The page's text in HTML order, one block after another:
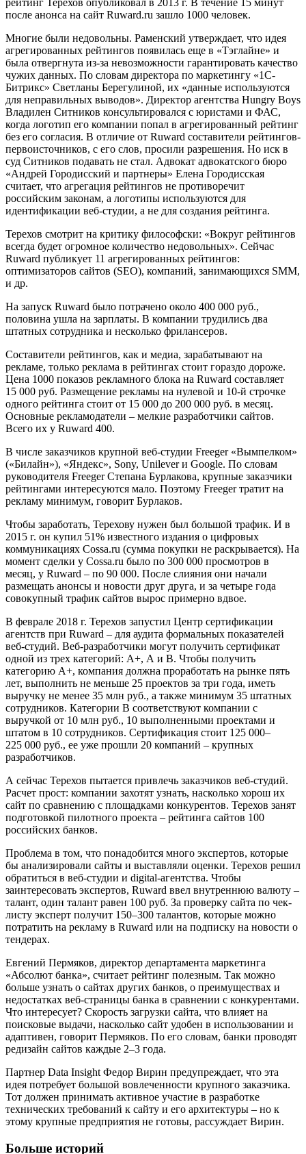
после анонса на сайт Ruward.ru зашло 1000 человек.
Многие были недовольны. Раменский утверждает, что идея
агрегированных рейтингов появилась еще в «Тэглайне» и
была отвергнута из-за невозможности гарантировать качество
чужих данных. По словам директора по маркетингу «1С-
Битрикс» Светланы Берегулиной, их «данные используются
для неправильных выводов». Директор агентства Hungry Boys
Владилен Ситников консультировался с юристами и ФАС,
когда логотип его компании попал в агрегированный рейтинг
без его согласия. В отличие от Ruward составители рейтингов-
первоисточников, с его слов, просили разрешения. Но иск в
суд Ситников подавать не стал. Адвокат адвокатского бюро
«Андрей Городисский и партнеры» Елена Городисская
считает, что агрегация рейтингов не противоречит
российским законам, а логотипы используются для
идентификации веб-студии, а не для создания рейтинга.
Терехов смотрит на критику философски: «Вокруг рейтингов
всегда будет огромное количество недовольных». Сейчас
Ruward публикует 11 агрегированных рейтингов:
оптимизаторов сайтов (SEO), компаний, занимающихся SMM,
и др.
На запуск Ruward было потрачено около 400 000 руб.,
половина ушла на зарплаты. В компании трудились два
штатных сотрудника и несколько фрилансеров.
Составители рейтингов, как и медиа, зарабатывают на
рекламе, только реклама в рейтингах стоит гораздо дороже.
Цена 1000 показов рекламного блока на Ruward составляет
15 000 руб. Размещение рекламы на нулевой и 10-й строчке
одного рейтинга стоит от 15 000 до 200 000 руб. в месяц.
Основные рекламодатели – мелкие разработчики сайтов.
Всего их у Ruward 400.
В числе заказчиков крупной веб-студии Freeger «Вымпелком»
(«Билайн»), «Яндекс», Sony, Unilever и Google. По словам
руководителя Freeger Степана Бурлакова, крупные заказчики
рейтингами интересуются мало. Поэтому Freeger тратит на
рекламу минимум, говорит Бурлаков.
Чтобы заработать, Терехову нужен был большой трафик. И в
2015 г. он купил 51% известного издания о цифровых
коммуникациях Cossa.ru (сумма покупки не раскрывается). На
момент сделки у Cossa.ru было по 300 000 просмотров в
месяц, у Ruward – по 90 000. После слияния они начали
размещать анонсы и новости друг друга, и за четыре года
совокупный трафик сайтов вырос примерно вдвое.
В феврале 2018 г. Терехов запустил Центр сертификации
агентств при Ruward – для аудита формальных показателей
веб-студий. Веб-разработчики могут получить сертификат
одной из трех категорий: А+, А и В. Чтобы получить
категорию А+, компания должна проработать на рынке пять
лет, выполнить не меньше 25 проектов за три года, иметь
выручку не менее 35 млн руб., а также минимум 35 штатных
сотрудников. Категории В соответствуют компании с
выручкой от 10 млн руб., 10 выполненными проектами и
штатом в 10 сотрудников. Сертификация стоит 125 000–
225 000 руб., ее уже прошли 20 компаний – крупных
разработчиков.
А сейчас Терехов пытается привлечь заказчиков веб-студий.
Расчет прост: компании захотят узнать, насколько хорош их
сайт по сравнению с площадками конкурентов. Терехов занят
подготовкой пилотного проекта – рейтинга сайтов 100
российских банков.
Проблема в том, что понадобится много экспертов, которые
бы анализировали сайты и выставляли оценки. Терехов решил
обратиться в веб-студии и digital-агентства. Чтобы
заинтересовать экспертов, Ruward ввел внутреннюю валюту –
талант, один талант равен 100 руб. За проверку сайта по чек-
листу эксперт получит 150–300 талантов, которые можно
потратить на рекламу в Ruward или на подписку на новости о
тендерах.
Евгений Пермяков, директор департамента маркетинга
«Абсолют банка», считает рейтинг полезным. Так можно
больше узнать о сайтах других банков, о преимуществах и
недостатках веб-страницы банка в сравнении с конкурентами.
Что интересует? Скорость загрузки сайта, что влияет на
поисковые выдачи, насколько сайт удобен в использовании и
адаптивен, говорит Пермяков. По его словам, банки проводят
редизайн сайтов каждые 2–3 года.
Партнер Data Insight Федор Вирин предупреждает, что эта
идея потребует большой вовлеченности крупного заказчика.
Тот должен принимать активное участие в разработке
технических требований к сайту и его архитектуры – но к
этому крупные предприятия не готовы, рассуждает Вирин.
Больше историй